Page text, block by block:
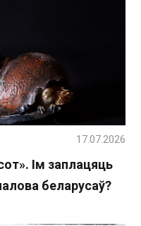
Ім заплацяць
беларусаў?
17.07.2026